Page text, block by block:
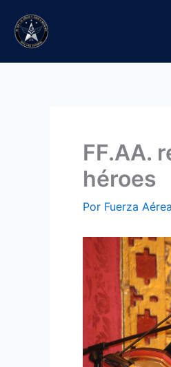
contenido
FF.AA.
héroes
Por Fuerza Aérea